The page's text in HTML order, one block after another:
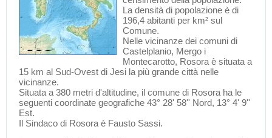
La densità di popolazione è di
196,4 abitanti per km² sul
Comune.
Nelle vicinanze dei comuni di
Castelplanio, Mergo i
Montecarotto, Rosora è situata a
15 km al Sud-Ovest di Jesi la più grande città nelle
vicinanze.
Situata a 380 metri d'altitudine, il comune di Rosora ha le
seguenti coordinate geografiche 43° 28' 58'' Nord, 13° 4' 9''
Est.
Il Sindaco di Rosora è Fausto Sassi.